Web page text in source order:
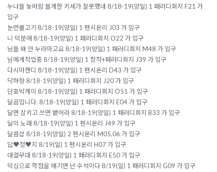
누나들 늦바람 들게한 키세가 잘못했네 8/18-19(양일) 1 패러디회지 F21 가
입구
눈먼물고기 8/18-19(양일) 1 팬시온리 J03 가 입구
니 덕분애 8/18-19(양일) 1 패러디회지 O22 가 입구
님들 왜 안 누라마고요 8/18-19(양일) 1 패러디회지 M48 가 입구
님에게작업중 8/18-19(양일) 1 창작+패러디회지 J39 가 입구
다시마캔디 8/18-19(양일) 1 팬시온리 D43 가 입구
닥하향 8/18-19(양일) 1 패러디회지 J20 가 입구
단호박게이 8/18-19(양일) 1 패러디회지 O51 가 입구
달곰입니다. 8/18-19(양일) 1 패러디회지 E04 가 입구
달면 삼키고 쓰면 뱉어라 8/18-19(양일) 1 패러디회지 B33 가 입구
달의 노래 8/18-19(양일) 1 팬시온리 J49 가 입구
달콤샵 8/18-19(양일) 2 팬시온리 M05,06 가 입구
답♥정♥지 8/19(일) 1 팬시온리 H07 가 입구
대결무대 8/18-19(양일) 1 패러디회지 E50 가 입구
덕심으로 학점을 매기면 난 수석이다 8/19(일) 1 패러디회지 G09 가 입구